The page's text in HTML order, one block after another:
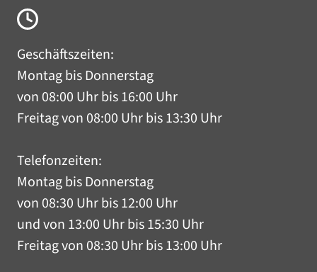
Geschäftszeiten:
Montag bis Donnerstag
von 08:00 Uhr bis 16:00 Uhr
Freitag von 08:00 Uhr bis 13:30 Uhr
Telefonzeiten:
Montag bis Donnerstag
von 08:30 Uhr bis 12:00 Uhr
und von 13:00 Uhr bis 15:30 Uhr
Freitag von 08:30 Uhr bis 13:00 Uhr